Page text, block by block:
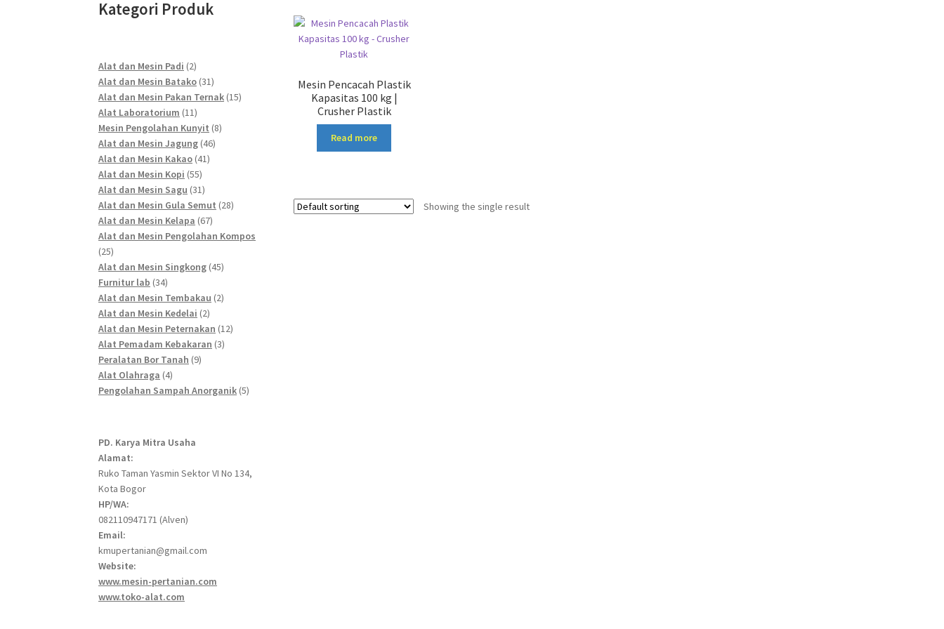
Mesin Pencacah Plastik
Kapasitas 100 kg |
Crusher Plastik
Read more
Showing the single result
Kategori Produk
Alat dan Mesin Padi 22
products
Alat dan Mesin Batako 3131
products
Alat dan Mesin Pakan Ternak 1515
Alat Laboratorium 1111
products
Mesin Pengolahan Kunyit 88
Alat dan Mesin Jagung 4646
Alat dan Mesin Kakao 4141
Alat dan Mesin Kopi 5555
products
Alat dan Mesin Sagu 3131
products
Alat dan Mesin Gula Semut 2828
Alat dan Mesin Kelapa 6767
products
Alat dan Mesin Pengolahan Kompos
2525
products
Alat dan Mesin Singkong 4545
Furnitur lab 3434
products
Alat dan Mesin Tembakau 22
Alat dan Mesin Kedelai 22
products
Alat dan Mesin Peternakan 1212
Alat Pemadam Kebakaran 33
Peralatan Bor Tanah 99
Alat Olahraga 44
products
Pengolahan Sampah Anorganik 55
PD. Karya Mitra Usaha
Alamat:
Ruko Taman Yasmin Sektor VI No 134,
Kota Bogor
HP/WA:
082110947171 (Alven)
Email:
kmupertanian@gmail.com
Website:
www.mesin-pertanian.com
www.toko-alat.com